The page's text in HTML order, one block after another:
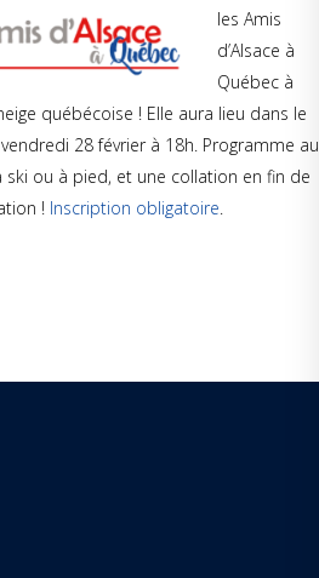
les Amis
d’Alsace à
Québec à
québécoise ! Elle aura lieu dans le
28 février à 18h. Programme au
ski ou à pied, et une collation en fin de
! Inscription obligatoire.